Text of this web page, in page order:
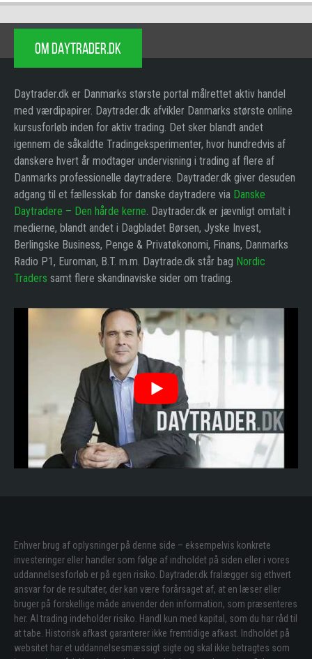
OM DAYTRADER.DK
Daytrader.dk er Danmarks største portal målrettet aktiv handel
med værdipapirer. Daytrader.dk afvikler Danmarks største online
kursusforløb inden for aktiv trading. Det sker blandt andet
igennem de såkaldte Tradingeksperimenter, hvor hundredvis af
danskere hvert år modtager undervisning i trading af flere af
Danmarks professionelle daytradere. Daytrader.dk giver desuden
adgang til et fællesskab for danske daytradere via Danske
Daytradere – Den hårde kerne. Daytrader.dk er jævnligt omtalt i
medierne, blandt andet i Dagbladet Børsen, Jyske Invest,
Berlingske Business, Penge & Privatøkonomi, Finans, Danmarks
Radio P1, Euroman, B.T. m.m. Daytrade.dk står bag Nordic
Traders samt flere skandinaviske sider om trading.
Enhver brug af oplysninger på denne side – eksempelvis konkrete
investeringer eller handler som følge af indholdet på siden eller i vores
uddannelsesforløb er på egen risiko. Daytrader.dk fralægger sig ethvert
ansvar for de resultater, der kan være forårsaget af, at en læser eller
bruger på forskellige måde anvender den information, som præsenteres
her. Al trading indeholder risiko. Handl kun med kapital, som du har råd til
at tabe. Historisk afkast garanterer ikke fremtidige afkast. Indholdet på
websitet har et uddannelsesmæssigt sigte og skal ikke betragtes som